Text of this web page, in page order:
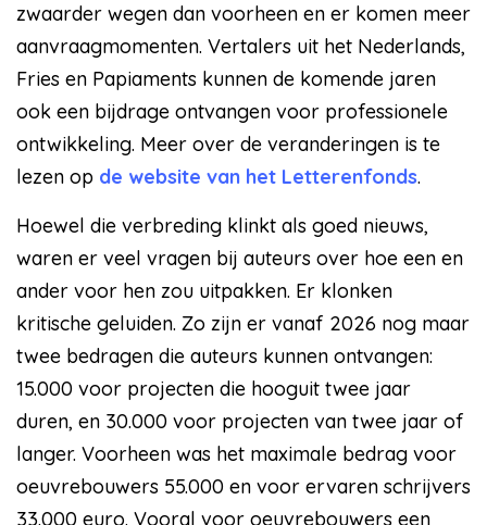
zwaarder wegen dan voorheen en er komen meer
aanvraagmomenten. Vertalers uit het Nederlands,
Fries en Papiaments kunnen de komende jaren
ook een bijdrage ontvangen voor professionele
ontwikkeling. Meer over de veranderingen is te
lezen op de website van het Letterenfonds.
Hoewel die verbreding klinkt als goed nieuws,
waren er veel vragen bij auteurs over hoe een en
ander voor hen zou uitpakken. Er klonken
kritische geluiden. Zo zijn er vanaf 2026 nog maar
twee bedragen die auteurs kunnen ontvangen:
15.000 voor projecten die hooguit twee jaar
duren, en 30.000 voor projecten van twee jaar of
langer. Voorheen was het maximale bedrag voor
oeuvrebouwers 55.000 en voor ervaren schrijvers
33.000 euro. Vooral voor oeuvrebouwers een